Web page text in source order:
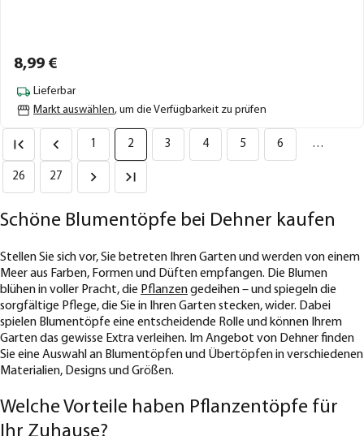
8,99 €
Lieferbar
Markt auswählen, um die Verfügbarkeit zu prüfen
1 2 3 4 5 6 …
26 27
Schöne Blumentöpfe bei Dehner kaufen
Stellen Sie sich vor, Sie betreten Ihren Garten und werden von einem
Meer aus Farben, Formen und Düften empfangen. Die Blumen
blühen in voller Pracht, die Pflanzengedeihen – und spiegeln die
sorgfältige Pflege, die Sie in Ihren Garten stecken, wider. Dabei
spielen Blumentöpfe eine entscheidende Rolle und können Ihrem
Garten das gewisse Extra verleihen. Im Angebot von Dehner finden
Sie eine Auswahl an Blumentöpfen und Übertöpfen in verschiedenen
Materialien, Designs und Größen.
Welche Vorteile haben Pflanzentöpfe für